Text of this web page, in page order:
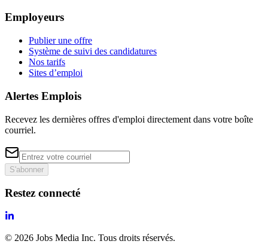
Employeurs
Publier une offre
Système de suivi des candidatures
Nos tarifs
Sites d’emploi
Alertes Emplois
Recevez les dernières offres d'emploi directement dans votre boîte
courriel.
S'abonner
Restez connecté
© 2026 Jobs Media Inc. Tous droits réservés.